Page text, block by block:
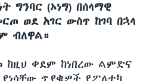
ግንባር (ኦነግ) በሰላማዊ
ወደ አገር ውስጥ ከገባ በኋላ
ብለዋል።
ከዚህ ቀደም ከነበረው ልምድና
ጥያቄዎች የፖለቲካ